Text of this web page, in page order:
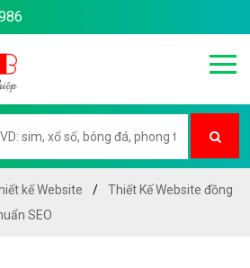
kế Website
Thiết Kế Website đồng
SEO